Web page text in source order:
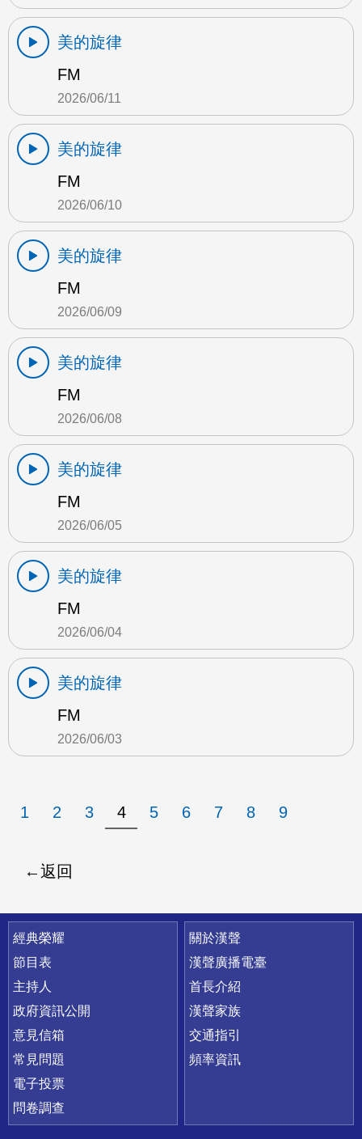
美的旋律
FM
2026/06/11
美的旋律
FM
2026/06/10
美的旋律
FM
2026/06/09
美的旋律
FM
2026/06/08
美的旋律
FM
2026/06/05
美的旋律
FM
2026/06/04
美的旋律
FM
2026/06/03
1 2 3 4 5 6 7 8 9
返回
快速連結
經典榮耀
節目表
主持人
政府資訊公開
意見信箱
常見問題
電子投票
問卷調查
關於漢聲
漢聲廣播電臺
首長介紹
漢聲家族
交通指引
頻率資訊